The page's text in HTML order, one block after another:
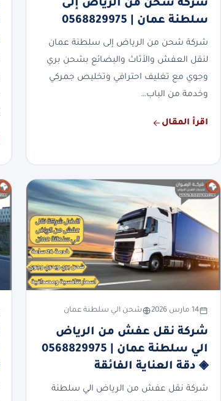
شركة شحن من الرياض إلى
سلطنة عمان | 0568829975
شركة شحن من الرياض إلى سلطنة عمان
لنقل العفش والأثاث والبضائع بشحن بري
وجوي مع تغليف احترافي وتخليص جمركي
وخدمة من الباب…
اقرأ المقال
14 مارس 2026 شحن الي سلطنة عمان
شركة نقل عفش من الرياض
الي سلطنة عمان | 0568829975
◈ دقة العناية الفائقة
شركة نقل عفش من الرياض الي سلطنة